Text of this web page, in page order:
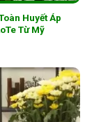
Huyết Áp
Từ Mỹ